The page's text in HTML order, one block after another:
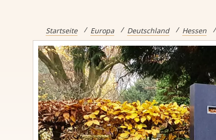
Startseite Europa Deutschland Hessen